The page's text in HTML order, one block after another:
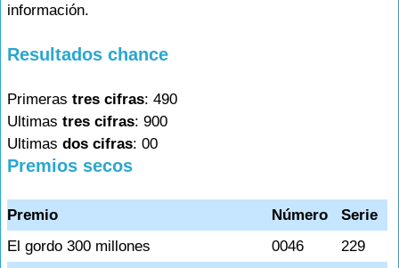
información.
Resultados chance
Primeras tres cifras: 490
Ultimas tres cifras: 900
Ultimas dos cifras: 00
Premios secos
Premio Número
Serie
El gordo 300 millones
0046
229